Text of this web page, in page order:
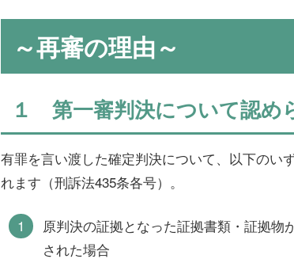
～再審の理由～
１ 第一審判決について認め
有罪を言い渡した確定判決について、以下のい
れます（刑訴法435条各号）。
原判決の証拠となった証拠書類・証拠
された場合